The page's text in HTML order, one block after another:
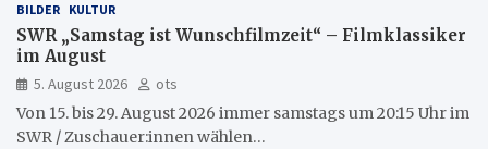
BILDER KULTUR
SWR „Samstag ist Wunschfilmzeit“ – Filmklassiker
im August
5. August 2026
ots
Von 15. bis 29. August 2026 immer samstags um 20:15 Uhr im
SWR / Zuschauer:innen wählen…